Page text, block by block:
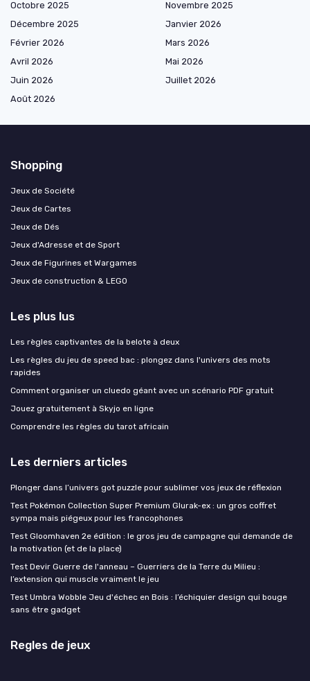
Octobre 2025
Novembre 2025
Décembre 2025
Janvier 2026
Février 2026
Mars 2026
Avril 2026
Mai 2026
Juin 2026
Juillet 2026
Août 2026
Shopping
Jeux de Société
Jeux de Cartes
Jeux de Dés
Jeux d'Adresse et de Sport
Jeux de Figurines et Wargames
Jeux de construction & LEGO
Les plus lus
Les règles captivantes de la belote à deux
Les règles du jeu de speed bac : plongez dans l'univers des mots
rapides
Comment organiser un cluedo géant avec un scénario PDF gratuit
Jouez gratuitement à Skyjo en ligne
Comprendre les règles du tarot africain
Les derniers articles
Plonger dans l’univers got puzzle pour sublimer vos jeux de réflexion
Test Pokémon Collection Super Premium Glurak-ex : un gros coffret
sympa mais piégeux pour les francophones
Test Gloomhaven 2e édition : le gros jeu de campagne qui demande de
la motivation (et de la place)
Test Devir Guerre de l'anneau – Guerriers de la Terre du Milieu :
l’extension qui muscle vraiment le jeu
Test Umbra Wobble Jeu d'échec en Bois : l’échiquier design qui bouge
sans être gadget
Regles de jeux